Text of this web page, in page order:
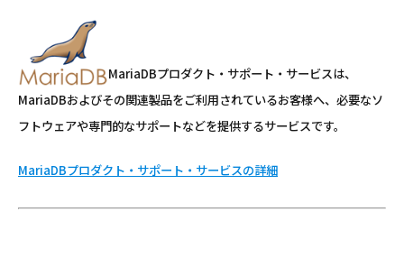
MariaDBプロダクト・サポート・サービスは、
MariaDBおよびその関連製品をご利用されているお客様へ、必要なソ
フトウェアや専門的なサポートなどを提供するサービスです。
MariaDBプロダクト・サポート・サービスの詳細